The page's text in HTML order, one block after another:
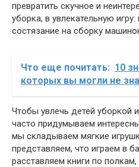
превратить скучное и
уборка, в увлекательную
состязание на сборку
Что еще почитать: 10
которых вы могли не
Чтобы увлечь детей уборкой
часто придумываем
мы складываем мягкие
представляем, что играем в
расставляем книги по